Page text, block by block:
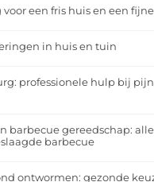
een fris huis en een
in huis en tuin
professionele hulp bij
barbecue gereedschap:
barbecue
ontwormen: gezonde